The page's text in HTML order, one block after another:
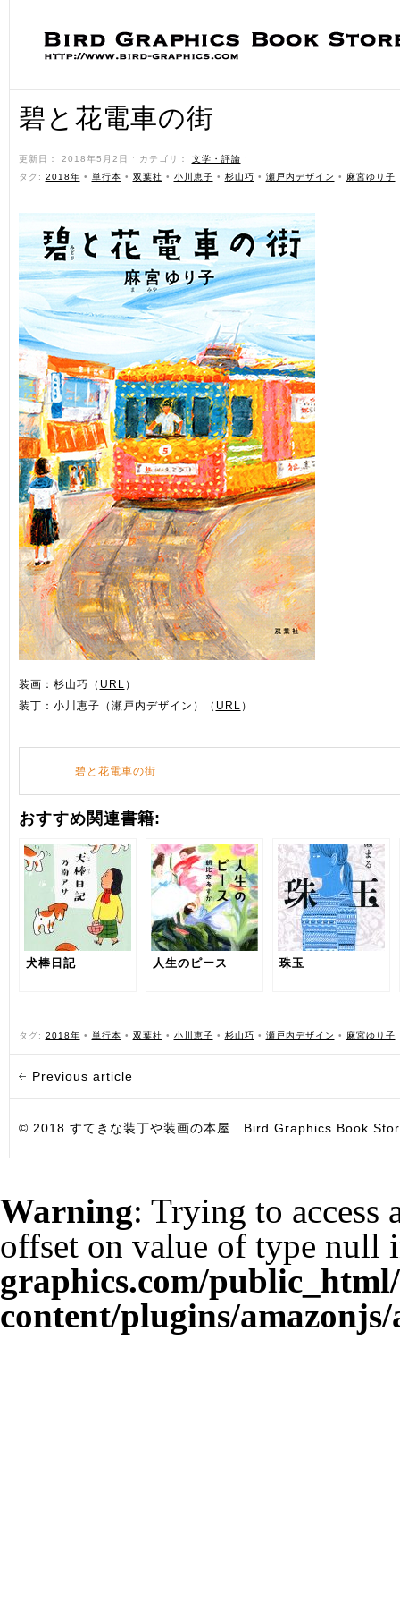
碧と花電車の街
更新日： 2018年5月2日 ˑ カテゴリ： 文学・評論 ˑ
タグ: 2018年 • 単行本 • 双葉社 • 小川恵子 • 杉山巧 • 瀬戸内デザイン • 麻宮ゆり子
装画：杉山巧（ URL ）
装丁：小川恵子（瀬戸内デザイン）（ URL ）
碧と花電車の街
おすすめ関連書籍:
犬棒日記 人生のピース 珠玉
タグ: 2018年 • 単行本 • 双葉社 • 小川恵子 • 杉山巧 • 瀬戸内デザイン • 麻宮ゆり子
Previous article
© 2018 すてきな装丁や装画の本屋 Bird Graphics Book
Warning: Trying to access
offset on value of type null
graphics.com/
content/plugins/